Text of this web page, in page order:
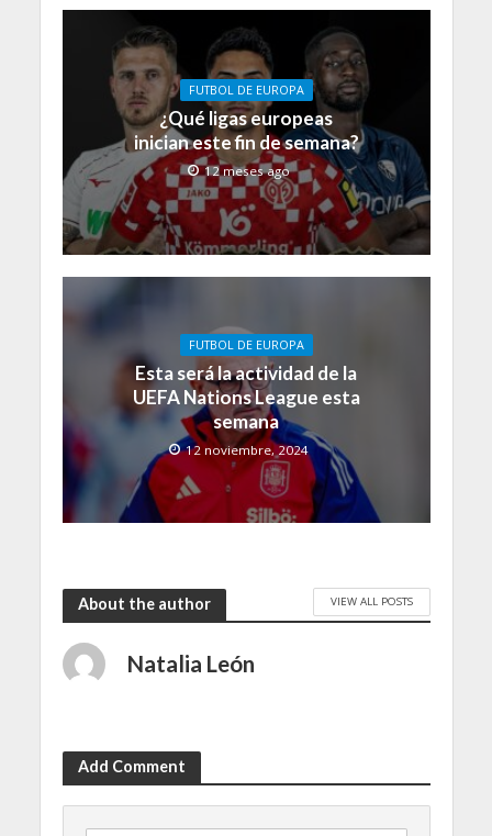
FUTBOL DE EUROPA
¿Qué ligas europeas
inician este fin de semana?
12 meses ago
FUTBOL DE EUROPA
Esta será la actividad de la
UEFA Nations League esta
semana
12 noviembre, 2024
About the author VIEW ALL POSTS
Natalia León
Add Comment